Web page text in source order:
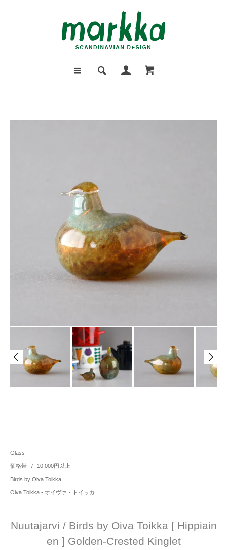
Glass
価格帯 / 10,000円以上
Birds by Oiva Toikka
Oiva Toikka - オイヴァ・トイッカ
Nuutajarvi / Birds by Oiva Toikka [ Hippiain
en ] Golden-Crested Kinglet